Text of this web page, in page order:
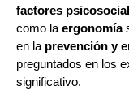
factores
como la ergonomía
en la prevención y
preguntados en los
significativo.